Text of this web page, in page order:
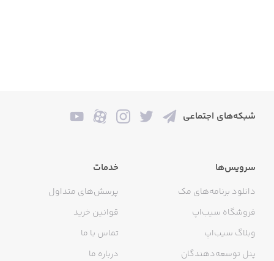
شبکه‌های اجتماعی
سرویس‌ها
دانلود برنامه‌های مک
فروشگاه سیب‌اپ
وبلاگ سیب‌اپ
پنل توسعه‌دهندگان
خدمات
پرسش‌های متداول
قوانین خرید
تماس با ما
درباره ما